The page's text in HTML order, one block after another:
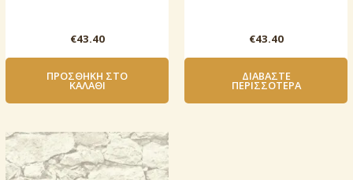
€43.40
ΠΡΟΣΘΉΚΗ ΣΤΟ
ΚΑΛΆΘΙ
€43.40
ΔΙΑΒΆΣΤΕ
ΠΕΡΙΣΣΌΤΕΡΑ